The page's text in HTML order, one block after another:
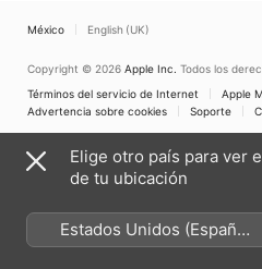
México English (UK)
Copyright © 2026 Apple Inc. Todos los
Términos del servicio de Internet
Apple
Advertencia sobre cookies
Soporte
Elige otro país para ver
de tu ubicación
Estados Unidos (Español
México)